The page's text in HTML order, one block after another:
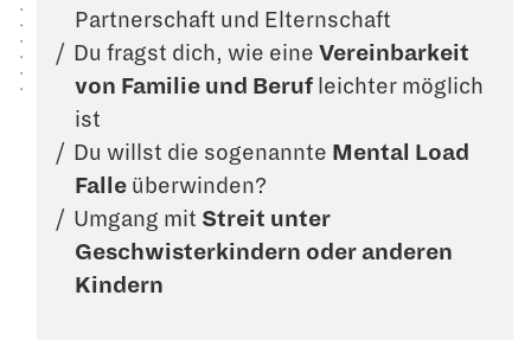
Partnerschaft und Elternschaft
Du fragst dich, wie eine Vereinbarkeit
von Familie und Beruf leichter möglich
ist
Du willst die sogenannte Mental Load
Falle überwinden?
Umgang mit Streit unter
Geschwisterkindern oder anderen
Kindern